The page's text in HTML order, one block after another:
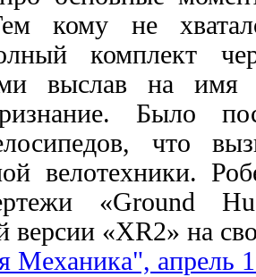
кому не
комплект
выслав на
Было
что
велотехники.
«Ground
версии «XR2» на
Механика", апрель